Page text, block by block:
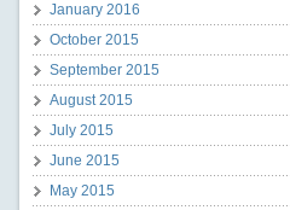
January 2016
October 2015
September 2015
August 2015
July 2015
June 2015
May 2015